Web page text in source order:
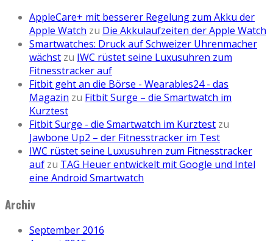
AppleCare+ mit besserer Regelung zum Akku der
Apple Watch zu Die Akkulaufzeiten der Apple Watch
Smartwatches: Druck auf Schweizer Uhrenmacher
wächst zu IWC rüstet seine Luxusuhren zum
Fitnesstracker auf
Fitbit geht an die Börse - Wearables24 - das
Magazin zu Fitbit Surge – die Smartwatch im
Kurztest
Fitbit Surge - die Smartwatch im Kurztest zu
Jawbone Up2 – der Fitnesstracker im Test
IWC rüstet seine Luxusuhren zum Fitnesstracker
auf zu TAG Heuer entwickelt mit Google und Intel
eine Android Smartwatch
Archiv
September 2016